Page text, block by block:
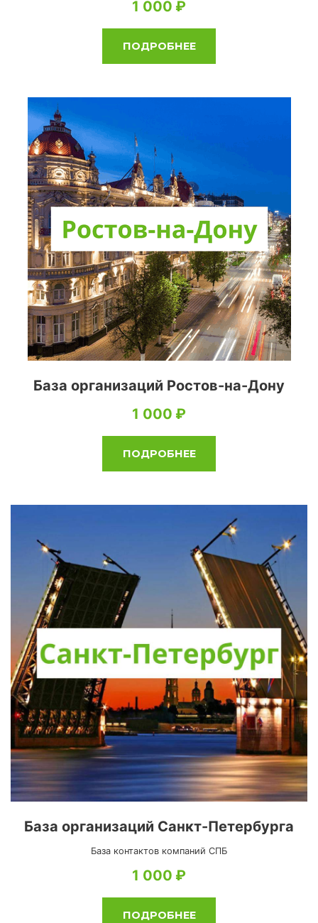
1 000
ПОДРОБНЕЕ
База организаций Ростов-на-Дону
1 000
ПОДРОБНЕЕ
База организаций Санкт-Петербурга
База контактов компаний СПБ
1 000
ПОДРОБНЕЕ